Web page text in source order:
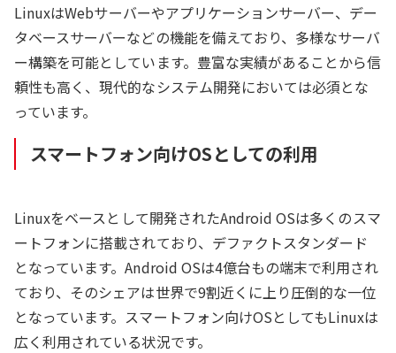
LinuxはWebサーバーやアプリケーションサーバー、デー
タベースサーバーなどの機能を備えており、多様なサーバ
ー構築を可能としています。豊富な実績があることから信
頼性も高く、現代的なシステム開発においては必須とな
っています。
スマートフォン向けOSとしての利用
Linuxをベースとして開発されたAndroid OSは多くのスマ
ートフォンに搭載されており、デファクトスタンダード
となっています。Android OSは4億台もの端末で利用され
ており、そのシェアは世界で9割近くに上り圧倒的な一位
となっています。スマートフォン向けOSとしてもLinuxは
広く利用されている状況です。